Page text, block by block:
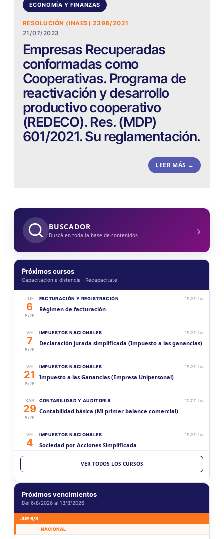
ECONOMÍA Y FINANZAS
RESOLUCIÓN (INAES) 2398/2021
21/07/2023
Empresas Recuperadas
conformadas como
Cooperativas. Programa de
reactivación y desarrollo
productivo cooperativo
(REDECO). Res. (MDP)
601/2021. Su reglamentación.
LEER MÁS →
BUSCADOR
Buscá en toda la base de contenidos ›
Próximos cursos
Capacitación a distancia · Recapacitate
JUE
6
8/26
FACTURACIÓN Y REGISTRACIÓN 19:30 hs
Régimen de facturación
VIE
7
8/26
IMPUESTOS NACIONALES 19:30 hs
Declaración jurada simplificada (Impuesto a las ganancias)
VIE
21
8/26
IMPUESTOS NACIONALES 19:30 hs
Impuesto a las Ganancias (Empresa Unipersonal)
SÁB
29
8/26
CONTABILIDAD Y AUDITORÍA 10:00 hs
Contabilidad básica (Mi primer balance comercial)
VIE
4
9/26
IMPUESTOS NACIONALES 19:30 hs
Sociedad por Acciones Simplificada
19:30 hs
19
9/26
VER TODOS LOS CURSOS
Próximos vencimientos
Del 6/8/2026 al 13/8/2026
JUE 6/8
NACIONAL